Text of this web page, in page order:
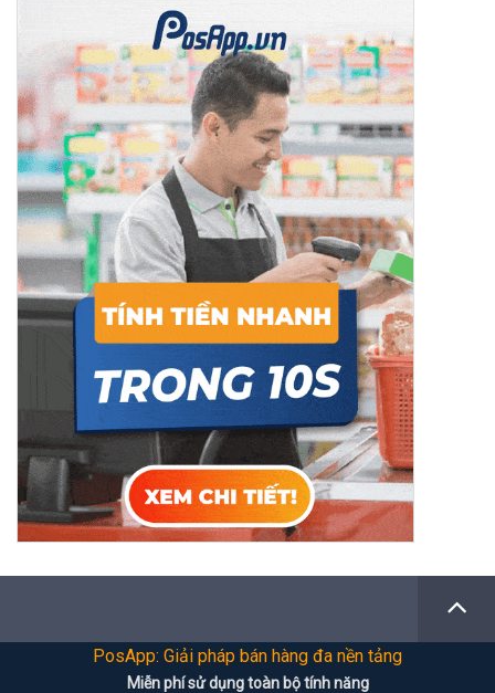
PosApp: Giải pháp bán hàng đa nền tảng
Miễn phí sử dụng toàn bộ tính năng